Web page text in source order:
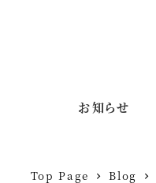
お知らせ
Top Page Blog